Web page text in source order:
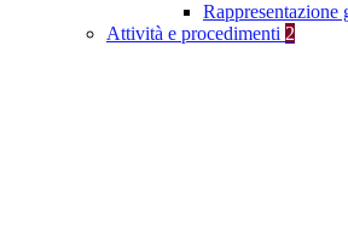
Rappresentazione
Attività e procedimenti 2